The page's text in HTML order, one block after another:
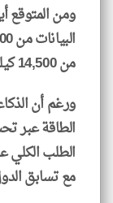
ومن المتوقع
من 14,500 كيلومتر مربع بحلول 2030.
ورغم أن
الطاقة عبر
الطلب الكلي
مع تسابق